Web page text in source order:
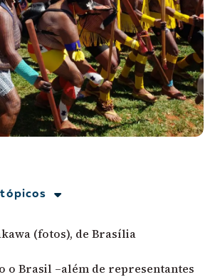
(fotos), de Brasília
o Brasil –além de representantes